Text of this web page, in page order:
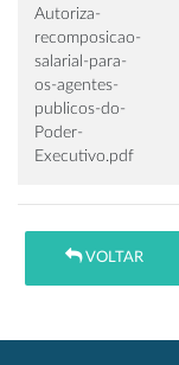
Autoriza-
recomposicao-
salarial-para-
os-agentes-
publicos-do-
Poder-
Executivo.pdf
VOLTAR